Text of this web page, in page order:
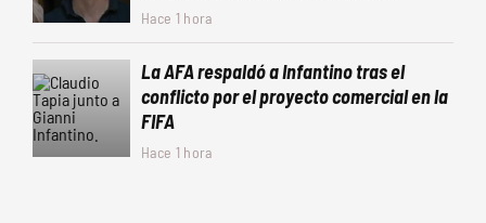
Hace 1 hora
La AFA respaldó a Infantino tras el
conflicto por el proyecto comercial en la
FIFA
Hace 1 hora